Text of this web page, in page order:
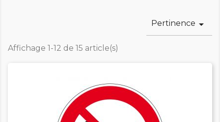
Pertinence 
Affichage 1-12 de 15 article(s)